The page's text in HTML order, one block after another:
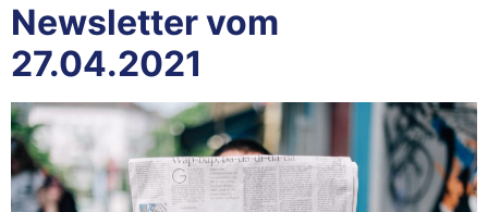
Newsletter vom
27.04.2021